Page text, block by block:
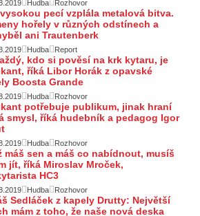
Hudba Rozhovor
pecí vzplála metalová bitva.
hořely v různých odstínech a
ani Trautenberk
Hudba Report
kdo si pověsí na krk kytaru, je
říká Libor Horák z opavské
Boosta Grande
Hudba Rozhovor
potřebuje publikum, jinak hraní
smysl, říká hudebník a pedagog Igor
Hudba Rozhovor
máš sen a máš co nabídnout, musíš
jít, říká Miroslav Mroček,
HC3
Hudba Rozhovor
Sedláček z kapely Drutty: Největší
mám z toho, že naše nová deska